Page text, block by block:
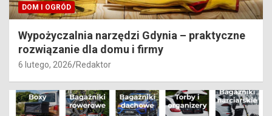
DOM I OGRÓD
Wypożyczalnia narzędzi Gdynia – praktyczne
rozwiązanie dla domu i firmy
6 lutego, 2026 Redaktor